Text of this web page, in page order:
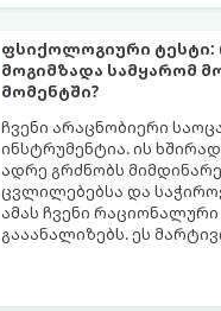
ფსიქოლოგიური ტესტი:
მოგიმზადა სამყარომ
მომენტში?
ჩვენი არაცნობიერი
ინსტრუმენტია. ის
ადრე გრძნობს
ცვლილებებსა და
ამას ჩვენი რაციონალური
გააანალიზებს. ეს
ასოციაციურ აღქმაზეა
აირჩიეთ სამი